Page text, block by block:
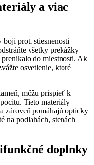
a viac
proti stiesnenosti
všetky prekážky
do miestnosti. Ak
osvetlenie, ktoré
môžu prispieť k
Tieto materiály
zároveň pomáhajú opticky
na podlahách, stenách
doplnky